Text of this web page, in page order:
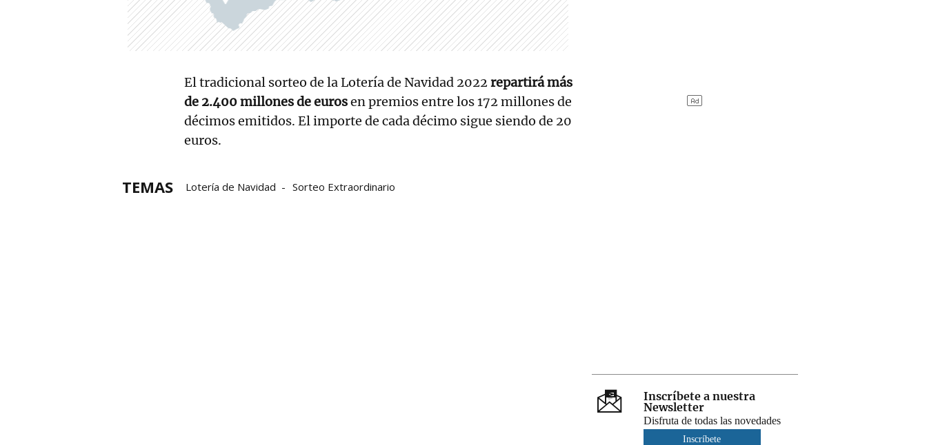
El tradicional sorteo de la Lotería de Navidad 2022 repartirá más
de 2.400 millones de eurosen premios entre los 172 millones de
décimos emitidos. El importe de cada décimo sigue siendo de 20
euros.
TEMAS Lotería de Navidad Sorteo Extraordinario
Inscríbete a nuestra
Newsletter
Disfruta de todas las novedades
Inscríbete